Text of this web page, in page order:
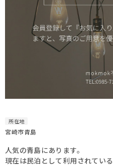
所在地
宮崎市青島
人気の青島にあります。
現在は民泊として利用されている